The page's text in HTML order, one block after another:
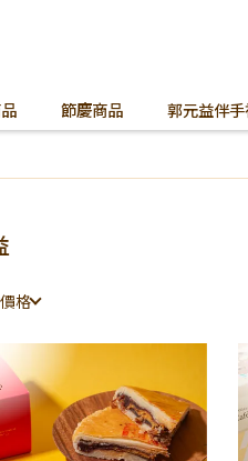
節慶商品 郭元益伴
價格